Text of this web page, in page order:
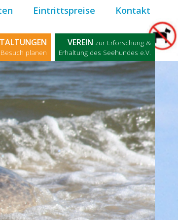
Eintrittspreise Kontakt
Besuch planen
VEREIN zur Erforschung &
Erhaltung des Seehundes e.V.